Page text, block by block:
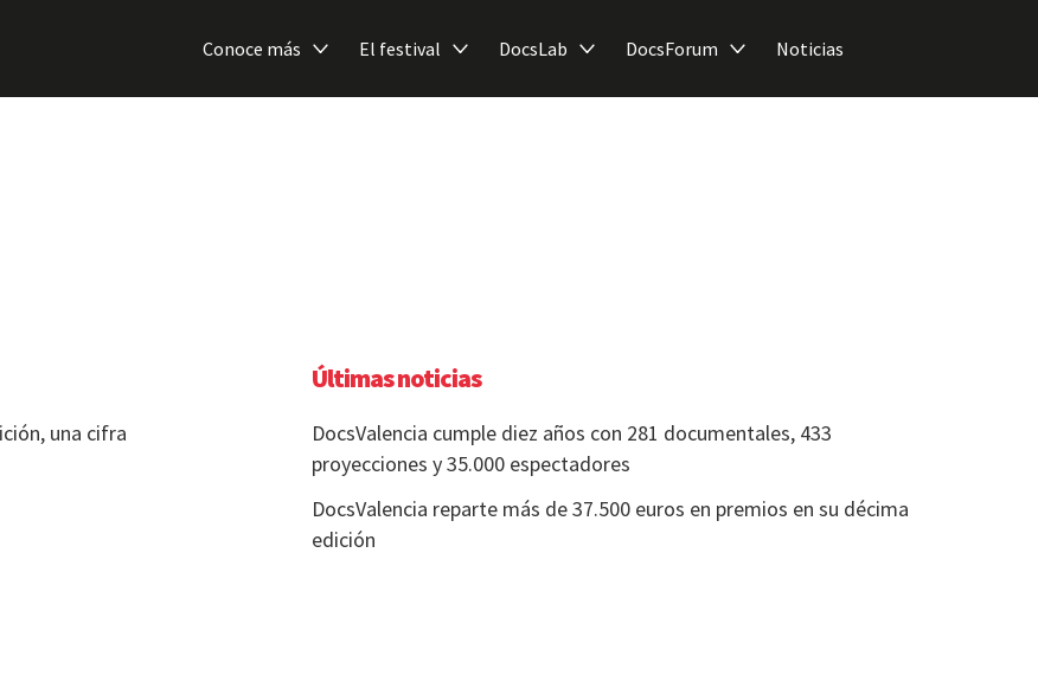
Conoce más El festival DocsLab DocsForum Noticias
una cifra
Últimas noticias
DocsValencia cumple diez años con 281 documentales, 433
proyecciones y 35.000 espectadores
DocsValencia reparte más de 37.500 euros en premios en su décima
edición